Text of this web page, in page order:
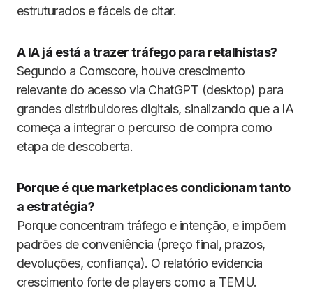
estruturados e fáceis de citar.
A IA já está a trazer tráfego para retalhistas?
Segundo a Comscore, houve crescimento
relevante do acesso via ChatGPT (desktop) para
grandes distribuidores digitais, sinalizando que a IA
começa a integrar o percurso de compra como
etapa de descoberta.
Porque é que marketplaces condicionam tanto
a estratégia?
Porque concentram tráfego e intenção, e impõem
padrões de conveniência (preço final, prazos,
devoluções, confiança). O relatório evidencia
crescimento forte de players como a TEMU.